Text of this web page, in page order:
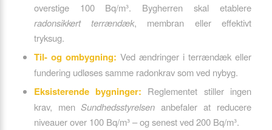
overstige 100 Bq/m³. Bygherren skal etablere
radonsikkert terrændæk, membran eller effektivt
tryksug.
Til- og ombygning: Ved ændringer i terrændæk eller
fundering udløses samme radonkrav som ved nybyg.
Eksisterende bygninger: Reglementet stiller ingen
krav, menSundhedsstyrelsen anbefaler at reducere
niveauer over 100 Bq/m³ – og senest ved 200 Bq/m³.